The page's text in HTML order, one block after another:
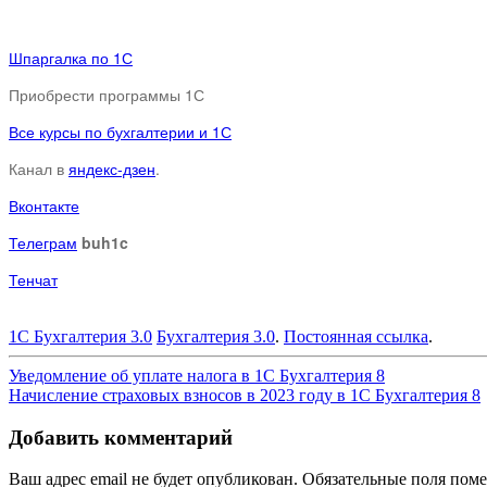
Шпаргалка по 1С
Приобрести программы 1С
Все курсы по бухгалтерии и 1С
Канал в яндекс-дзен.
Вконтакте
Телеграм buh1c
Тенчат
1С Бухгалтерия 3.0 Бухгалтерия 3.0. Постоянная ссылка.
Навигация
по
записям
Уведомление об уплате налога в 1С Бухгалтерия 8
Начисление страховых взносов в 2023 году в 1С Бухгалтерия 8
Добавить комментарий
Ваш адрес email не будет опубликован. Обязательные поля